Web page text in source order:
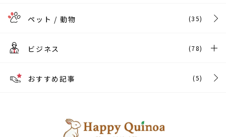
ペット / 動物 (35)
ビジネス (78)
おすすめ記事 (5)